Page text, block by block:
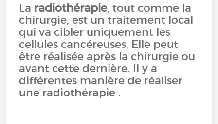
La radiothérapie, tout comme la
chirurgie, est un traitement local
qui va cibler uniquement les
cellules cancéreuses. Elle peut
être réalisée après la chirurgie ou
avant cette dernière. Il y a
différentes manière de réaliser
une radiothérapie :